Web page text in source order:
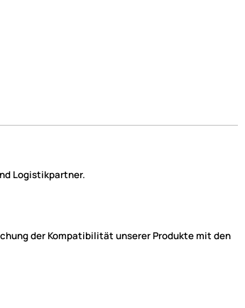
Logistikpartner.
der Kompatibilität unserer Produkte mit den